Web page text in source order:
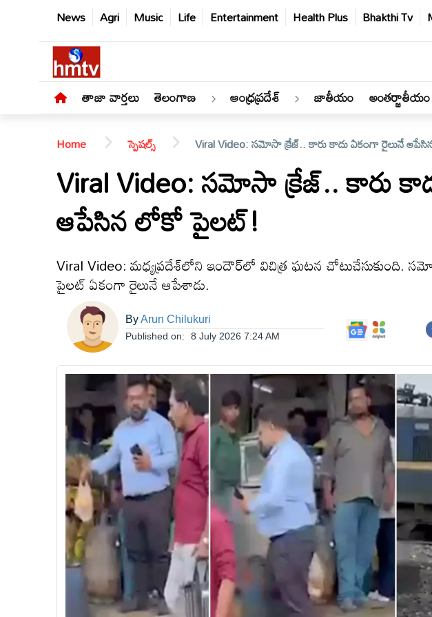
News Agri Music Life Entertainment Health Plus Bhakthi Tv
తాజా వార్తలు తెలంగాణ ఆంధ్రప్రదేశ్ జాతీయం అంతర్జాతీయం
తెలంగాణ
ఆంధ్రప్రదేశ్
అంతర్జాతీయం
Home స్పెషల్స్ Viral Video: సమోసా క్రేజ్.. కారు కాదు ఏకంగా రైలునే
Viral Video: సమోసా క్రేజ్.. కారు
ఆపేసిన లోకో పైలట్!
Viral Video: మధ్యప్రదేశ్‌లోని ఇందౌర్‌లో విచిత్ర ఘటన చోటుచేసుకుంది.
పైలట్ ఏకంగా రైలునే ఆపేశాడు.
ByArun Chilukuri
Published on: 8 July 2026 7:24 AM